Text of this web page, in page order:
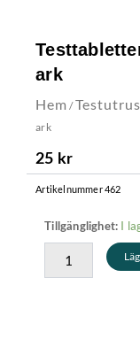
ark
Hem /
ark
25 kr
Artikelnummer462
Tillgänglighet: I
Testtabletter
DPD3
Fritt